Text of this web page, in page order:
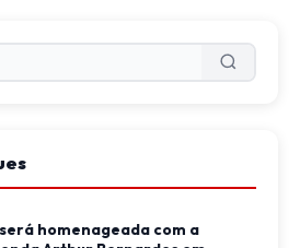
será homenageada com a